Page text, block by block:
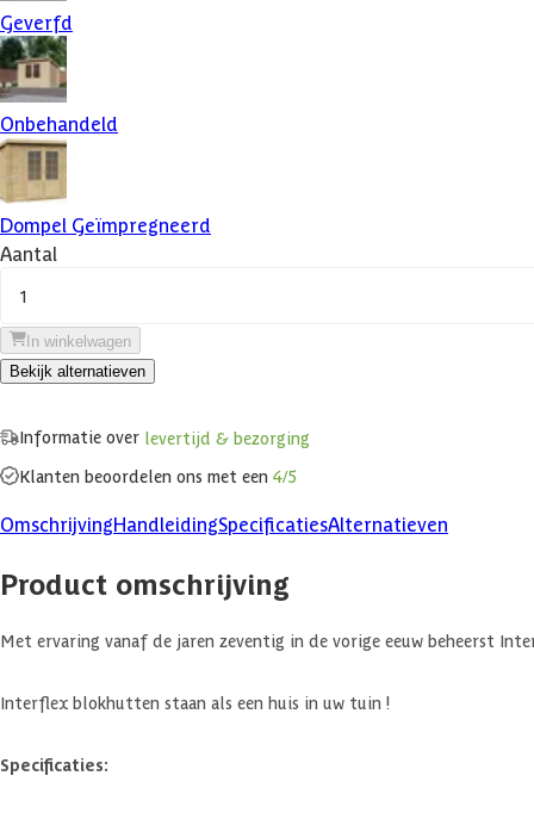
Geverfd
Onbehandeld
Dompel Geïmpregneerd
Aantal
1
In winkelwagen
Bekijk alternatieven
Informatie over levertijd & bezorging
Klanten beoordelen ons met een 4/5
OmschrijvingHandleidingSpecificatiesAlternatieven
Product omschrijving
Met ervaring vanaf de jaren zeventig in de vorige eeuw beheerst
Interflex blokhutten staan als een huis in uw tuin !
Specificaties: